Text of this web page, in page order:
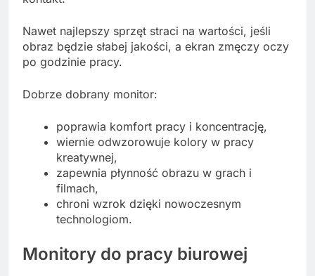
Nawet najlepszy sprzęt straci na wartości, jeśli
obraz będzie słabej jakości, a ekran zmęczy oczy
po godzinie pracy.
Dobrze dobrany monitor:
poprawia komfort pracy i koncentrację,
wiernie odwzorowuje kolory w pracy
kreatywnej,
zapewnia płynność obrazu w grach i
filmach,
chroni wzrok dzięki nowoczesnym
technologiom.
Monitory do pracy biurowej